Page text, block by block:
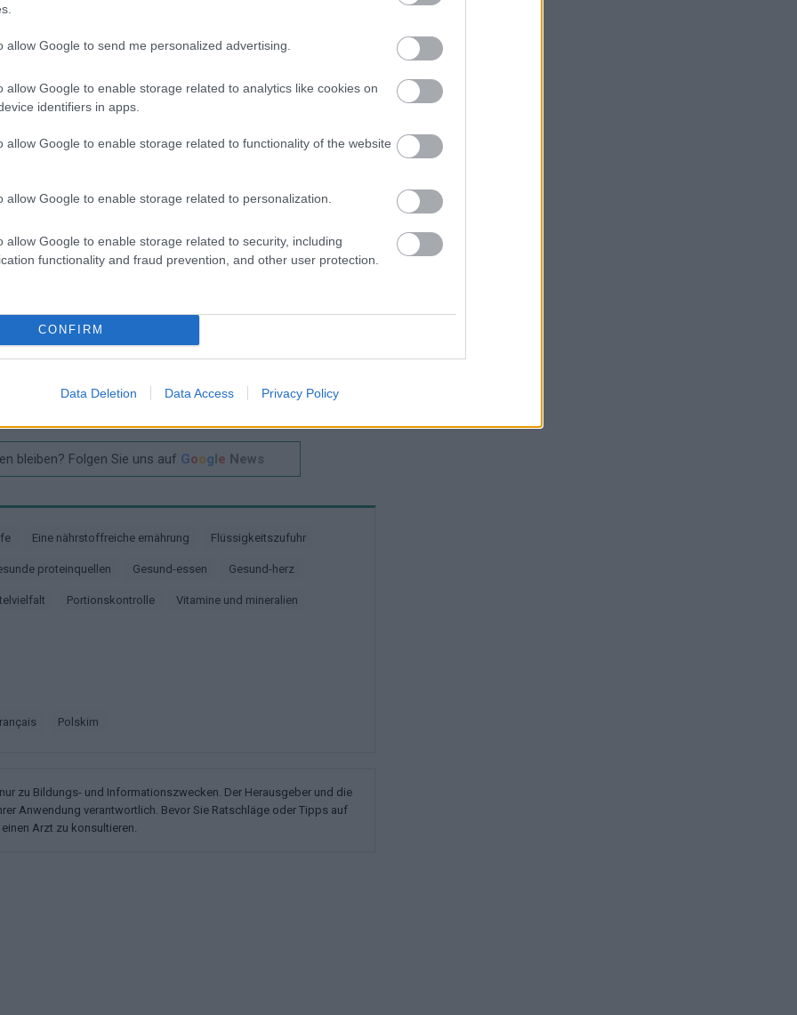
allow Google to send me personalized advertising.
allow Google to enable storage related to analytics like cookies on
identifiers in apps.
allow Google to enable storage related to functionality of the website
allow Google to enable storage related to personalization.
allow Google to enable storage related to security, including
functionality and fraud prevention, and other user protection.
CONFIRM
Data Deletion Data Access Privacy Policy
sowohl tierische als auch pflanzliche, die die
Körpers unterstützen.
wie sie in Nüssen, Samen, Avocados und Fisch
Herz und das Gehirn.
die Gesundheit unerlässlich. Es ist wichtig, jeden
Teilen sie es auf Facebook!
bleiben? Folgen Sie uns auf Google News
Eine nährstoffreiche ernährung Flüssigkeitszufuhr
proteinquellen Gesund-essen Gesund-herz
Portionskontrolle Vitamine und mineralien
français polskim
zu Bildungs- und Informationszwecken. Der Herausgeber und die
Anwendung verantwortlich. Bevor Sie Ratschläge oder Tipps auf
Arzt zu konsultieren.